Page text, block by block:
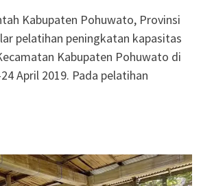
Kabupaten Pohuwato, Provinsi
pelatihan peningkatan kapasitas
Kabupaten Pohuwato di
April 2019. Pada pelatihan